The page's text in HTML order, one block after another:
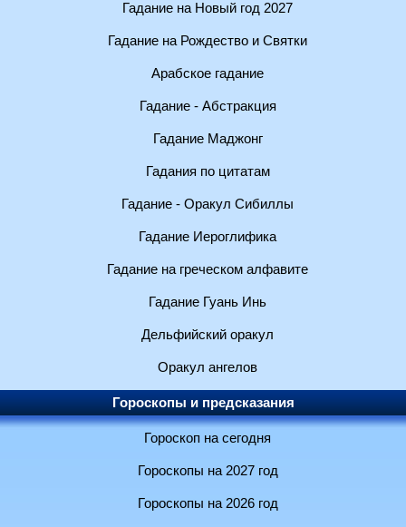
Гадание на Новый год 2027
Гадание на Рождество и Святки
Арабское гадание
Гадание - Абстракция
Гадание Маджонг
Гадания по цитатам
Гадание - Оракул Сибиллы
Гадание Иероглифика
Гадание на греческом алфавите
Гадание Гуань Инь
Дельфийский оракул
Оракул ангелов
Гороскопы и предсказания
Гороскоп на сегодня
Гороскопы на 2027 год
Гороскопы на 2026 год